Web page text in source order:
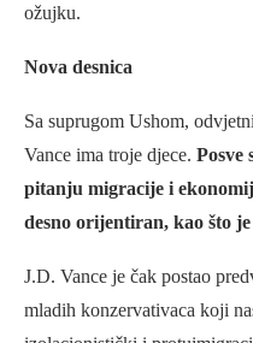
ožujku.
Nova desnica
Sa suprugom Ushom,
Vance ima troje djece. Posve
pitanju migracije i
desno orijentiran, kao što
J.D. Vance je čak postao
mladih konzervativaca koji